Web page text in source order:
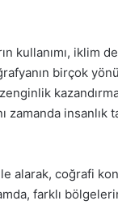
kullanımı, iklim
birçok
zamanda
alarak, coğrafi
farklı